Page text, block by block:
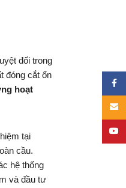
đối trong
đóng cắt ổn
hoạt
tại
cầu.
hệ thống
và đầu tư
Email